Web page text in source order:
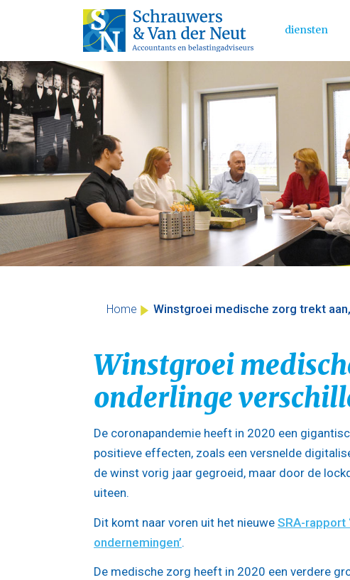
Skip
to
content
Main Menu
diensten
Home Winstgroei medische zorg trekt
Winstgroei
onderlinge
De coronapandemie heeft in 2020 een
positieve effecten, zoals een versnelde
de winst vorig jaar gegroeid, maar door de
uiteen.
Dit komt naar voren uit het nieuwe SRA-rapport
ondernemingen’.
De medische zorg heeft in 2020 een verdere